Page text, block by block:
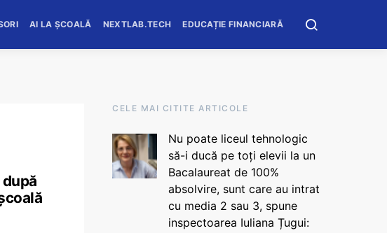
AI LA ȘCOALĂ NEXTLAB.TECH EDUCAȚIE FINANCIARĂ
CELE MAI CITITE ARTICOLE
Nu poate liceul tehnologic
să-i ducă pe toți elevii la un
Bacalaureat de 100%
absolvire, sunt care au intrat
cu media 2 sau 3, spune
inspectoarea Iuliana Țugui: